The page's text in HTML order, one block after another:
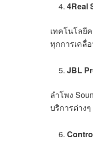
4Real
เทคโนโลยี
ทุกการเคลื่
JBL
ลำโพง
บริการต่างๆ